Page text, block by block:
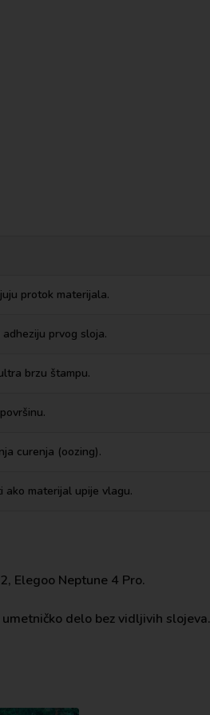
protok materijala.
prvog sloja.
brzu štampu.
curenja (oozing).
ako materijal upije vlagu.
Elegoo Neptune 4 Pro.
delo bez vidljivih slojeva.